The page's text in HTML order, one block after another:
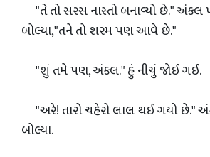
"તે તો સરસ નાસ્તો બનાવ્યો છે." અંકલ
બોલ્યા,"તને તો શરમ પણ આવે છે."
"શું તમે પણ, અંકલ." હું નીચું જોઈ ગઈ.
"અરે! તારો ચહેરો લાલ થઈ ગયો છે."
બોલ્યા.